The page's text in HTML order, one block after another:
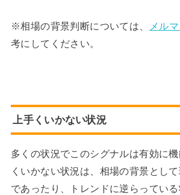
※相場の背景判断については、 メル
考にしてください。
上手くいかない状況
多くの状況でこのシグナルは有効に
くいかない状況は、相場の背景とし
であったり、トレンドに逆らってい